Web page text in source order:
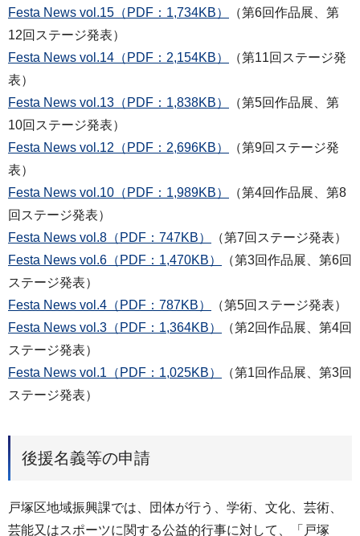
Festa News vol.15（PDF：1,734KB）
（第6回作品展、第
12回ステージ発表）
Festa News vol.14（PDF：2,154KB）
（第11回ステージ発
表）
Festa News vol.13（PDF：1,838KB）
（第5回作品展、第
10回ステージ発表）
Festa News vol.12（PDF：2,696KB）
（第9回ステージ発
表）
Festa News vol.10（PDF：1,989KB）
（第4回作品展、第8
回ステージ発表）
Festa News vol.8（PDF：747KB）
（第7回ステージ発表）
Festa News vol.6（PDF：1,470KB）
（第3回作品展、第6回
ステージ発表）
Festa News vol.4（PDF：787KB）
（第5回ステージ発表）
Festa News vol.3（PDF：1,364KB）
（第2回作品展、第4回
ステージ発表）
Festa News vol.1（PDF：1,025KB）
（第1回作品展、第3回
ステージ発表）
後援名義等の申請
戸塚区地域振興課では、団体が行う、学術、文化、芸術、
芸能又はスポーツに関する公益的行事に対して、「戸塚